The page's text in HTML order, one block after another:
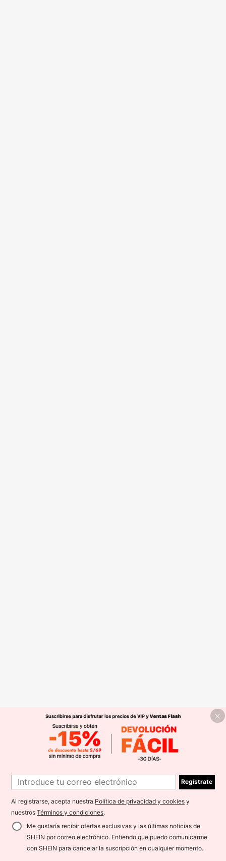
Regístrate
Al registrarse, acepta nuestra Política de privacidad y cookies y
nuestrosTérminos y condiciones.
Me gustaría recibir ofertas exclusivas y las últimas noticias de
SHEIN por correo electrónico. Entiendo que puedo comunicarme
con SHEIN para cancelar la suscripción en cualquier momento.